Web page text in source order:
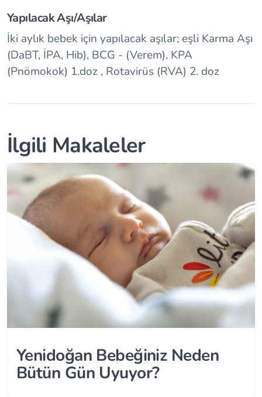
Yapılacak Aşı/Aşılar
İki aylık bebek için yapılacak aşılar; eşli Karma Aşı
(DaBT, İPA, Hib), BCG - (Verem), KPA
(Pnömokok) 1.doz , Rotavirüs (RVA) 2. doz
İlgili Makaleler
Yenidoğan Bebeğiniz Neden
Bütün Gün Uyuyor?